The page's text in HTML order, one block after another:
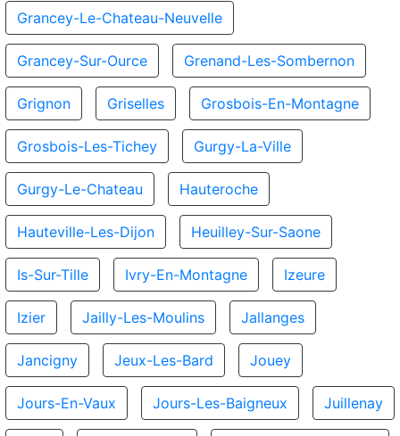
Grancey-Le-Chateau-Neuvelle
Grancey-Sur-Ource Grenand-Les-Sombernon
Grignon Griselles Grosbois-En-Montagne
Grosbois-Les-Tichey Gurgy-La-Ville
Gurgy-Le-Chateau Hauteroche
Hauteville-Les-Dijon Heuilley-Sur-Saone
Is-Sur-Tille Ivry-En-Montagne Izeure
Izier Jailly-Les-Moulins Jallanges
Jancigny Jeux-Les-Bard Jouey
Jours-En-Vaux Jours-Les-Baigneux Juillenay